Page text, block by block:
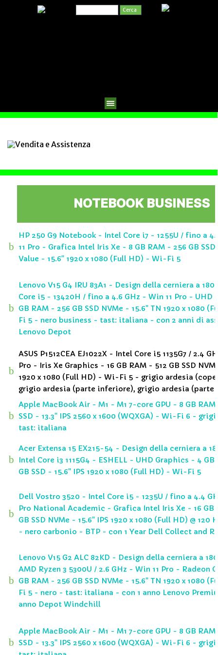
Cerca
NOTEBOOK BUSINESS
b
HP 250 G9 Notebook - Intel Core i7 - 1255U / fino a
11 Pro - Grafica Intel Iris Xe - 8 GB RAM - 256 GB SSD
Value - 15.6" 1920 x 1080 (Full HD) - Wi-Fi 5
b
Lenovo V15 G4 IRU 83A1 - Design della cerniera a
Core i5 - 13420H / fino a 4.6 GHz - Win 11 Pro - UHD
GB RAM - 256 GB SSD NVMe - 15.6" TN 1920 x 1080
Fi 5 - nero business - tast: italiana - con 2 anni di
Lenovo Depot
b
ASUS P1512CEA EJ1022X - Intel Core i5 1135G7 / 2.4
Pro - Iris Xe Graphics - 16 GB RAM - 512 GB SSD
1920 x 1080 (Full HD) - Wi-Fi 5 - grigio ardesia
grigio ardesia (parte inferiore), grigio ardesia (parte
b
Apple MacBook Air - M1 - M1 7-core GPU - 8 GB RAM
SSD - 13.3" IPS 2560 x 1600 (WQXGA) - Wi-Fi 6 -
tast: italiana
b
Acer Extensa 15 EX215-54 - Design della cerniera a
Intel Core i3 1115G4 - ESHELL - UHD Graphics - 4 GB
GB SSD - 15.6" IPS 1920 x 1080 (Full HD) - Wi-Fi 5
b
Dell Vostro 3520 - Intel Core i5 - 1235U / fino a 4.4
Pro National Academic - Grafica Intel Iris Xe - 16 GB
GB SSD NVMe - 15.6" IPS 1920 x 1080 (Full HD) @
- nero carbonio - BTP - con 1 Year Dell Collect and
b
Lenovo V15 G2 ALC 82KD - Design della cerniera a
AMD Ryzen 3 5300U / 2.6 GHz - Win 11 Pro - Radeon
GB RAM - 256 GB SSD NVMe - 15.6" TN 1920 x 1080
Fi 5 - nero - tast: italiana - con 1 anno Lenovo
anno Depot Windchill
b
Apple MacBook Air - M1 - M1 7-core GPU - 8 GB RAM
SSD - 13.3" IPS 2560 x 1600 (WQXGA) - Wi-Fi 6 -